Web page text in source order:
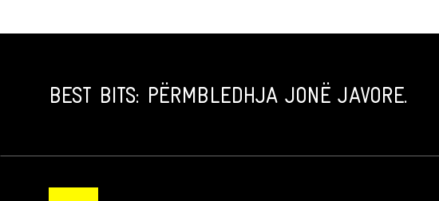
BEST BITS: PËRMBLEDHJA JONË JAVORE.